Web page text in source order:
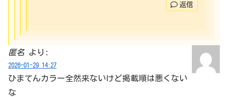
返信
匿名 より:
2026-01-29 14:27
ひまてんカラー全然来ないけど掲載順は悪くない
な